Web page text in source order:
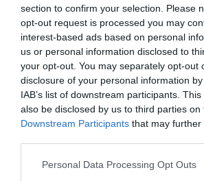
section to confirm your selection. Please
opt-out request is processed you may
interest-based ads based on personal
us or personal information disclosed to
your opt-out. You may separately opt-out
disclosure of your personal information
IAB’s list of downstream participants.
also be disclosed by us to third parties on
Downstream Participants that may
Personal Data Processing Opt Outs
(np. w Rzymie będą wyższe niż w
miejscowościach). 3.
samodzielne gotowanie**: Jeśli
zakupy w lokalnych
opcją. Ceny produktów
zbliżone do polskich, pozwalając
zdrowych posiłków samodzielnie.